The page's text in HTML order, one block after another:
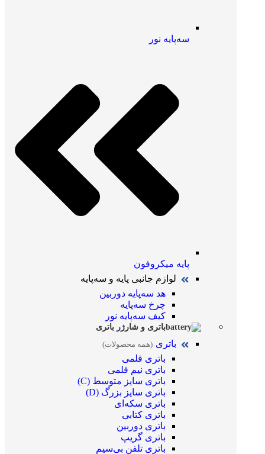
سه‌پایه نور
پایه میکروفون
لوازم جانبی پایه و سه‌پایه
هد سه‌پایه دوربین
چرخ سه‌پایه
کیف سه‌پایه نور
باتری و شارژر باتری
باتری (همه محصولات)
باتری قلمی
باتری نیم قلمی
باتری سایز متوسط (C)
باتری سایز بزرگ (D)
باتری سکه‌ای
باتری کتابی
باتری دوربین
باتری گریپ
باتری تلفن بی‌سیم